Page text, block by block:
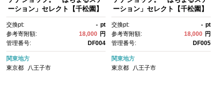
ーション」セレクト【千松園】
らやき」と「パッションフルー
ツゼリー」のセット | どら焼
き ゼリー スイーツ デザート 贈
答用 おいしい 送料無料 東京 八
王子
交換pt: - pt
参考寄附額:
18,000 円
管理番号:
DF004
関東地方
東京都
八王子市
ーション」セレクト【千松園】
(じ)」の和菓子セット | 和菓
子 スイーツ どら焼き 贈答用 お
いしい 送料無料 東京 八王子
交換pt: - pt
参考寄附額:
18,000 円
管理番号:
DF005
関東地方
東京都
八王子市